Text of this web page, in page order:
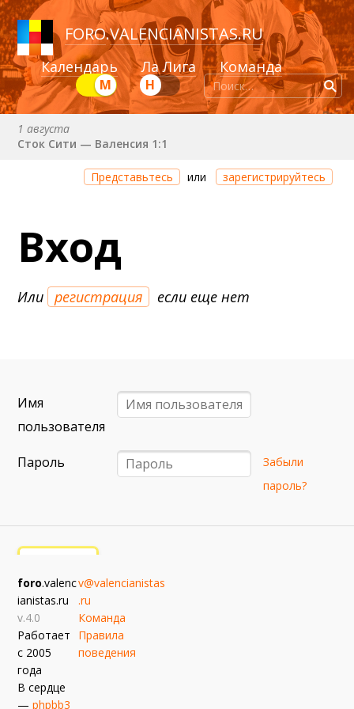
FORO.VALENCIANISTAS.RU
Календарь Ла Лига Команда
Н
М
1 августа
Сток Сити — Валенсия 1:1
Через 1 день 4 часа 51 минуту
Валенсия — Ньюкасл
Валенсия — Сельта
25 августа (вт) в 21:00 (исп)
30 августа (вс) в 19:30 (исп)
примерно 13 сентября
Севилья — Валенсия
примерно 16 сентября
Алавес — Валенсия
Расинг — Валенсия
примерно 18 октября
Валенсия — Атлетик
Представьтесь или зарегистрируйтесь
Вход
Или регистрация если еще нет
Имя
пользователя
Пароль
Забыли
пароль?
foro.valenc
ianistas.ru
v.4.0
Работает
с 2005
года
В сердце
—phpbb3
v@valencianistas
.ru
Команда
Правила
поведения